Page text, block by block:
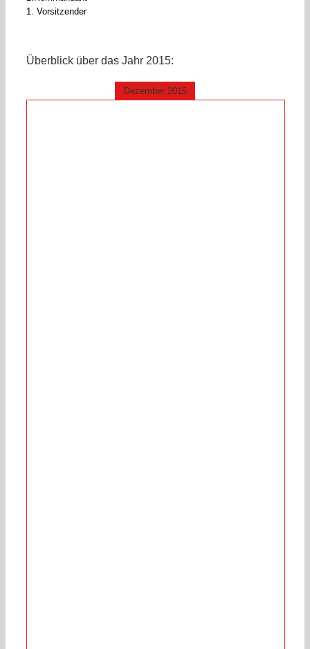
1. Vorsitzender
Überblick über das Jahr 2015:
Dezember 2015